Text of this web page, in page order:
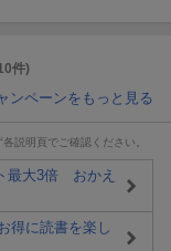
件)
ンペーンをもっと見る
説明頁でご確認ください。
最大3倍 おかえ
得に読書を楽し